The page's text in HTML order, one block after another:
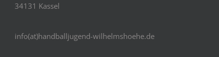
der TSG Wilhelmshöhe e.V.
34131 Kassel